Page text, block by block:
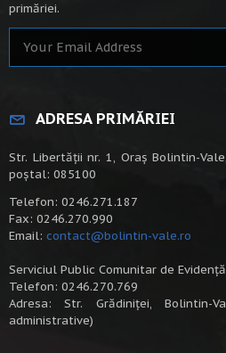
primăriei.
ADRESA PRIMĂRIEI
Str. Libertății nr. 1, Oraș Bolintin-
poștal: 085100
Telefon: 0246.271.187
Fax: 0246.270.990
Email: contact@bolintin-vale.ro
Serviciul Public Comunitar de
Telefon: 0246.270.769
Adresa: Str. Grădiniței,
administrative)